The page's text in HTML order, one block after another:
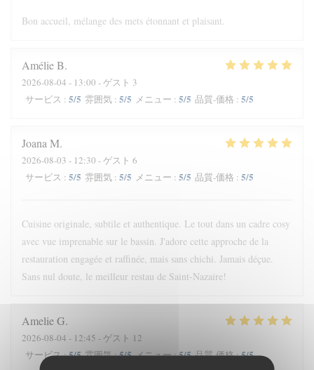
Bon accueil, mélange des mets étonnant et plaisant.
AmélieB
2026-08-04 - 13:00 - ゲスト 3
サービス : 5/5 雰囲気 : 5/5 メニュー : 5/5 品質-価格 : 5/5
Joana M
2026-08-03 - 12:30 - ゲスト 6
サービス : 5/5 雰囲気 : 5/5 メニュー : 5/5 品質-価格 : 5/5
Cuisine originale, subtile et authentique. Le tout dans un cadre cosy
avec vue imprenable sur le bassin. J'adore cette approche de la
restauration engagée et raffinée, mais sans chichi. Jamais déçue.
Sans nul doute, le meilleur restau de Saint-Nazaire!
AmelieG
2026-08-04 - 12:45 - ゲスト 12
サービス:5/5 雰囲気:5/5 メニュー:5/5 品質-価格:5/5